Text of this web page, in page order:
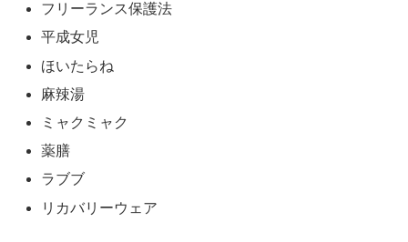
フリーランス保護法
平成女児
ほいたらね
麻辣湯
ミャクミャク
薬膳
ラブブ
リカバリーウェア